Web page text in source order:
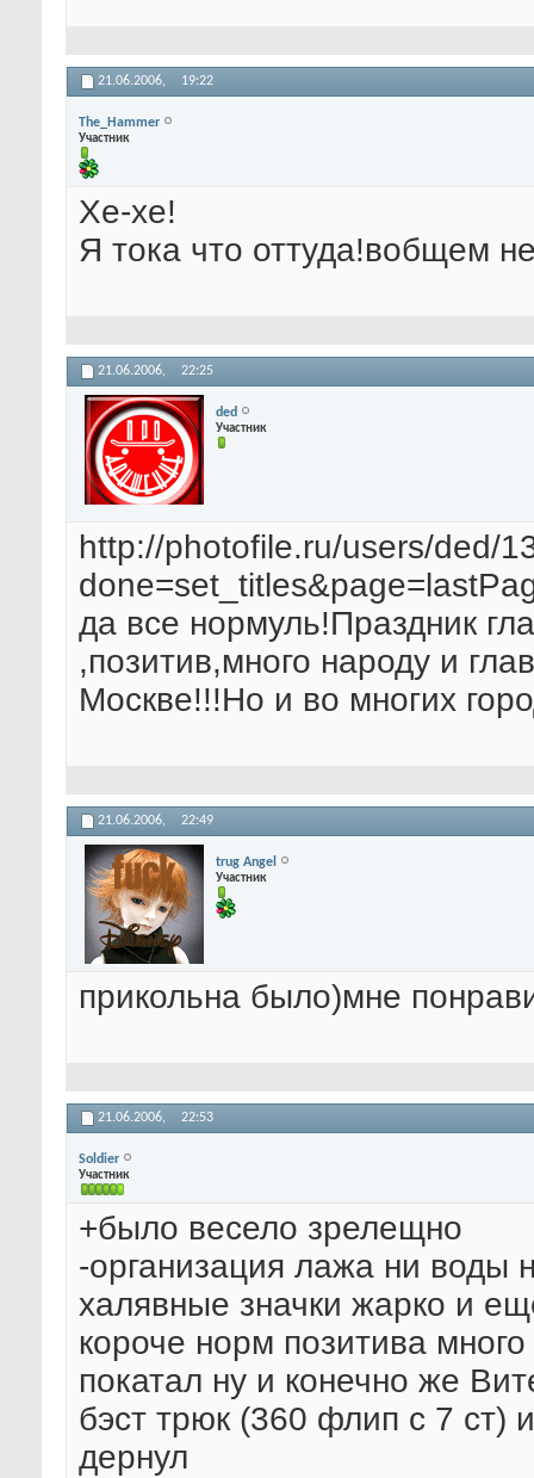
21.06.2006, 19:22
The_Hammer
Участник
Хе-хе!
Я тока что оттуда!вобщем
21.06.2006, 22:25
ded
Участник
http://photofile.ru/users/ded/
да все нормуль!Праздник
,позитив,много народу и
Москве!!!Но и во многих
21.06.2006, 22:49
trug Angel
Участник
прикольна было)мне
21.06.2006, 22:53
Soldier
Участник
+было весело зрелещно
-организация лажа ни
халявные значки жарко и
короче норм позитива
покатал ну и конечно же
бэст трюк (360 флип с 7 ст)
дернул